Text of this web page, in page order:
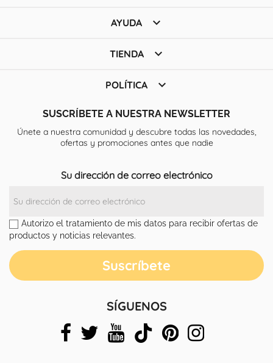
AYUDA 
TIENDA 
POLÍTICA 
SUSCRÍBETE A NUESTRA NEWSLETTER
Únete a nuestra comunidad y descubre todas las novedades,
ofertas y promociones antes que nadie
Su dirección de correo electrónico
Autorizo el tratamiento de mis datos para recibir ofertas de
productos y noticias relevantes.
SÍGUENOS